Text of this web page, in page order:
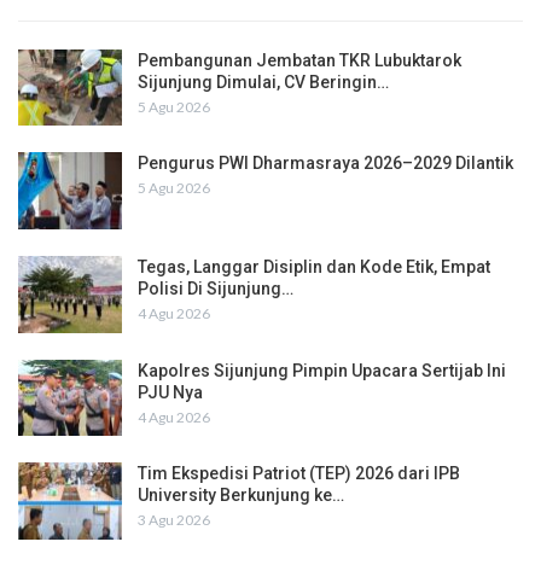
Pembangunan Jembatan TKR Lubuktarok
Sijunjung Dimulai, CV Beringin…
5 Agu 2026
Pengurus PWI Dharmasraya 2026–2029 Dilantik
5 Agu 2026
Tegas, Langgar Disiplin dan Kode Etik, Empat
Polisi Di Sijunjung…
4 Agu 2026
Kapolres Sijunjung Pimpin Upacara Sertijab Ini
PJU Nya
4 Agu 2026
Tim Ekspedisi Patriot (TEP) 2026 dari IPB
University Berkunjung ke…
3 Agu 2026